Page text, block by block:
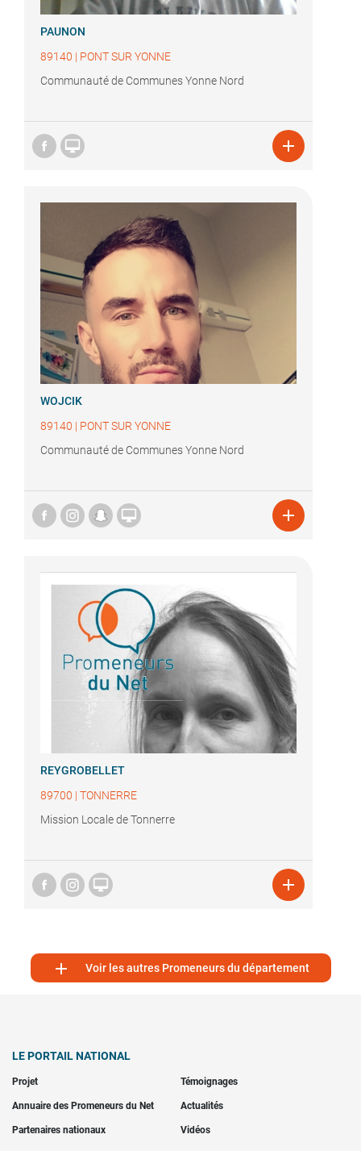
PAUNON
89140 | PONT SUR YONNE
Communauté de Communes Yonne Nord
 
WOJCIK
89140 | PONT SUR YONNE
Communauté de Communes Yonne Nord
 
REYGROBELLET
89700 | TONNERRE
Mission Locale de Tonnerre
 
 Voir les autres Promeneurs du département
LE PORTAIL NATIONAL
Projet Témoignages
Annuaire des Promeneurs du Net Actualités
Partenaires nationaux Vidéos